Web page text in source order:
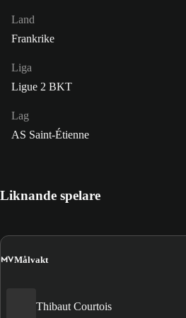
Land
Frankrike
Liga
Ligue 2 BKT
Lag
AS Saint-Étienne
Liknande spelare
MVMålvakt
Thibaut Courtois